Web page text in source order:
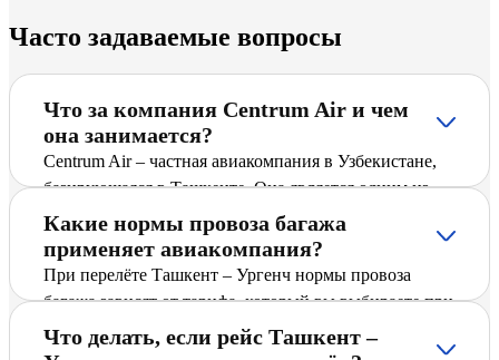
Часто задаваемые вопросы
Что за компания Centrum Air и чем
она занимается?
Centrum Air – частная авиакомпания в Узбекистане,
базирующаяся в Ташкенте. Она является одним из
ведущих перевозчиков Узбекистана и предлагает
пассажирам регулярные и чартерные рейсы по
международным и внутренним направлениям,
включая Ташкент – Ургенч. Компания активно
направления и стремится обеспечить безопасный и
Какие нормы провоза багажа
применяет авиакомпания?
При перелёте Ташкент – Ургенч нормы провоза
багажа зависят от тарифа, который вы выбираете при
покупке билета. Основные правила включают
ограничения по габаритам багажа и ручной клади.
Что делать, если рейс Ташкент –